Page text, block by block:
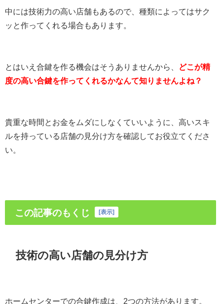
中には技術力の高い店舗もあるので、種類によってはサク
ッと作ってくれる場合もあります。
とはいえ合鍵を作る機会はそうありませんから、
どこが精
度の高い合鍵を作ってくれるかなんて知りませんよね？
貴重な時間とお金をムダにしなくていいように、高いスキ
ルを持っている店舗の見分け方を確認してお役立てくださ
い。
この記事のもくじ [表示]
技術の高い店舗の見分け方
ホームセンターでの合鍵作成は、2つの方法があります。